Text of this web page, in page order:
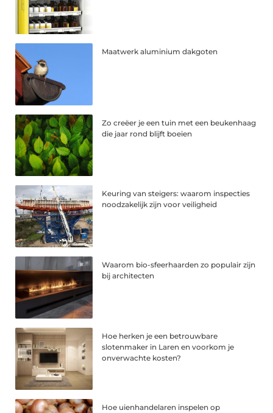
Maatwerk aluminium dakgoten
Zo creëer je een tuin met een beukenhaag
die jaar rond blijft boeien
Keuring van steigers: waarom inspecties
noodzakelijk zijn voor veiligheid
Waarom bio-sfeerhaarden zo populair zijn
bij architecten
Hoe herken je een betrouwbare
slotenmaker in Laren en voorkom je
onverwachte kosten?
Hoe uienhandelaren inspelen op